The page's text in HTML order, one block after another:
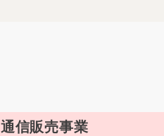
通信販売事業